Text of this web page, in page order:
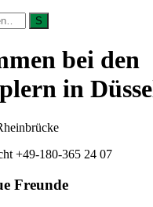
S
bei den
in
Freunde